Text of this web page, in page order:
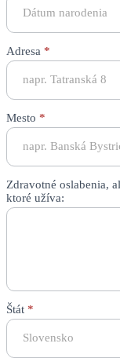
Adresa *
Mesto *
Zdravotné oslabenia,
ktoré užíva:
Štát *